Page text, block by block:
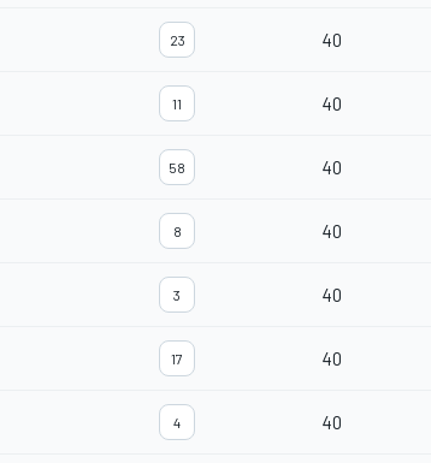
23 40
11 40
58 40
8 40
3 40
17 40
4 40